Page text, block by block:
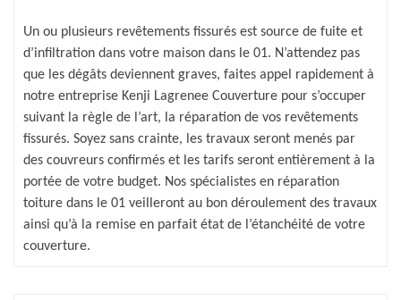
Un ou plusieurs revêtements fissurés est source de fuite et
d’infiltration dans votre maison dans le 01. N’attendez pas
que les dégâts deviennent graves, faites appel rapidement à
notre entreprise Kenji Lagrenee Couverture pour s’occuper
suivant la règle de l’art, la réparation de vos revêtements
fissurés. Soyez sans crainte, les travaux seront menés par
des couvreurs confirmés et les tarifs seront entièrement à la
portée de votre budget. Nos spécialistes en réparation
toiture dans le 01 veilleront au bon déroulement des travaux
ainsi qu’à la remise en parfait état de l’étanchéité de votre
couverture.